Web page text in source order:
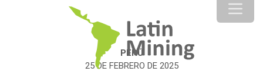
PERÚ
25 DE FEBRERO DE 2025